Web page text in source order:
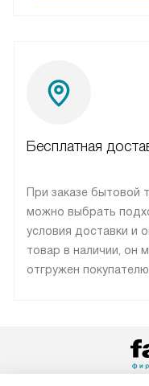
Бесплатная
При заказе бытовой
можно выбрать
условия доставки и
товар в наличии, он
отгружен
оплачивается
Возможна доставка